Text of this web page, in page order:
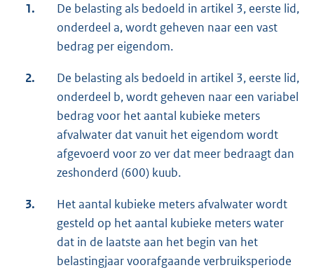
1.
De belasting als bedoeld in artikel 3, eerste lid,
onderdeel a, wordt geheven naar een vast
bedrag per eigendom.
2.
De belasting als bedoeld in artikel 3, eerste lid,
onderdeel b, wordt geheven naar een variabel
bedrag voor het aantal kubieke meters
afvalwater dat vanuit het eigendom wordt
afgevoerd voor zo ver dat meer bedraagt dan
zeshonderd (600) kuub.
3.
Het aantal kubieke meters afvalwater wordt
gesteld op het aantal kubieke meters water
dat in de laatste aan het begin van het
belastingjaar voorafgaande verbruiksperiode